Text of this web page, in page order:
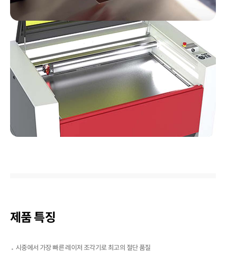
제품 특징
시중에서 가장 빠른 레이저 조각기로 최고의 절단 품질